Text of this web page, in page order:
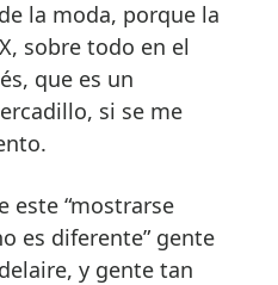
la moda, porque la
sobre todo en el
que es un
si se me
este “mostrarse
es diferente” gente
y gente tan